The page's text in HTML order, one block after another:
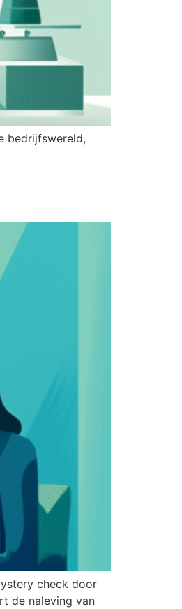
bedrijfswereld,
check door
de naleving van